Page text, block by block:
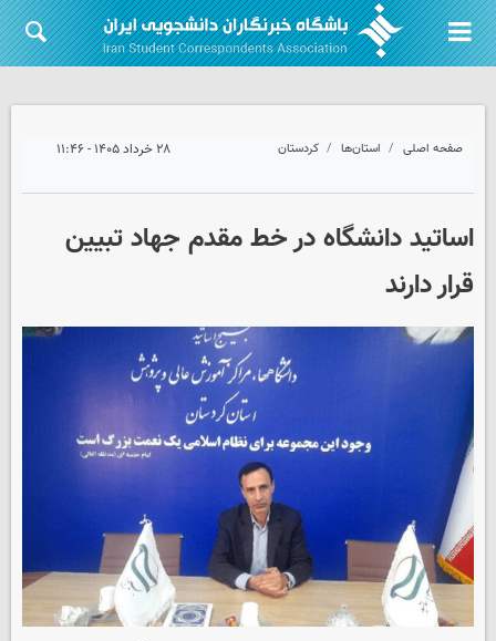
صفحه اصلی استان‌ها کردستان ۲۸ خرداد ۱۴۰۵ - ۱۱:۴۶
اساتید دانشگاه در خط مقدم جهاد تبیین
قرار دارند